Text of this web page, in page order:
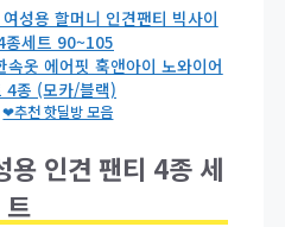
성용 할머니 인견팬티 빅사이
종세트 90~105
속옷 에어핏 훅앤아이 노와이어
4종 (모카/블랙)
❤추천 핫딜방 모음
용 인견 팬티 4종 세
트